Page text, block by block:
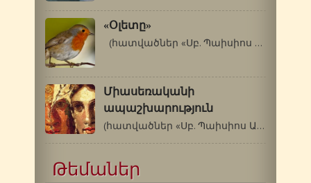
«Օլետը»
(հատվածներ «Սբ. Պաիսիոս Աթոսացու…
Միասեռականի
ապաշխարություն
(հատվածներ «Սբ. Պաիսիոս Աթոսացու…
Թեմաներ